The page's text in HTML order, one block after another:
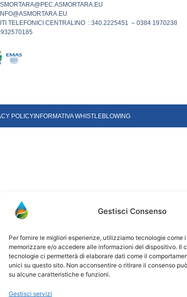
Gestisci Consenso
Per fornire le migliori esperienze, utilizziamo tecnologie come
memorizzare e/o accedere alle informazioni del dispositivo. Il
tecnologie ci permetterà di elaborare dati come il
unici su questo sito. Non acconsentire o ritirare il consenso
su alcune caratteristiche e funzioni.
Gestisci servizi
NFO@ASMORTARA.EU
TELEFONICI CENTRALINO : 340.2225451 – 0384 1970238
POLICYINFORMATIVA WHISTLEBLOWING